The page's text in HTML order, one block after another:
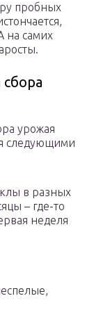
пробных
на самих
урожая
следующими
в разных
– где-то
неделя